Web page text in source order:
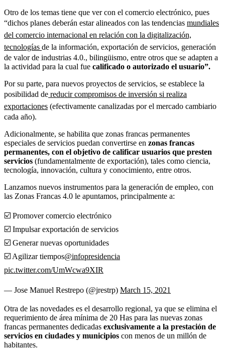
Otro de los temas tiene que ver con el comercio electrónico, pues
“dichos planes deberán estar alineados con las tendencias mundiales
del comercio internacional en relación con la digitalización,
tecnologías de la información, exportación de servicios, generación
de valor de industrias 4.0., bilingüismo, entre otros que se adapten a
la actividad para la cual fue calificado o autorizado el usuario”.
Por su parte, para nuevos proyectos de servicios, se establece la
posibilidad de reducir compromisos de inversión si realiza
exportaciones (efectivamente canalizadas por el mercado cambiario
cada año).
Adicionalmente, se habilita que zonas francas permanentes
especiales de servicios puedan convertirse en zonas francas
permanentes, con el objetivo de calificar usuarios que presten
servicios (fundamentalmente de exportación), tales como ciencia,
tecnología, innovación, cultura y conocimiento, entre otros.
Lanzamos nuevos instrumentos para la generación de empleo, con
las Zonas Francas 4.0 le apuntamos, principalmente a:
☑️ Promover comercio electrónico
☑️ Impulsar exportación de servicios
☑️ Generar nuevas oportunidades
☑️ Agilizar tiempos@infopresidencia
pic.twitter.com/UmWcwa9XIR
— Jose Manuel Restrepo (@jrestrp) March 15, 2021
Otra de las novedades es el desarrollo regional, ya que se elimina el
requerimiento de área mínima de 20 Has para las nuevas zonas
francas permanentes dedicadas exclusivamente a la prestación de
servicios en ciudades y municipios con menos de un millón de
habitantes.